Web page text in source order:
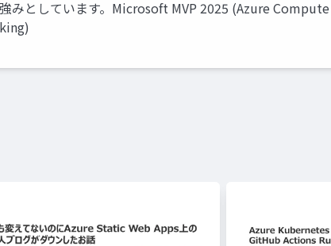
みとしています。Microsoft MVP 2025 (Azure Compute